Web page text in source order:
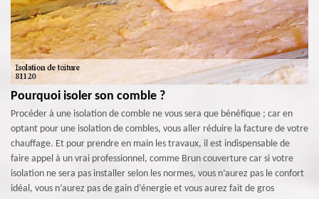
Pourquoi isoler son comble ?
Procéder à une isolation de comble ne vous sera que bénéfique ; car en
optant pour une isolation de combles, vous aller réduire la facture de votre
chauffage. Et pour prendre en main les travaux, il est indispensable de
faire appel à un vrai professionnel, comme Brun couverture car si votre
isolation ne sera pas installer selon les normes, vous n’aurez pas le confort
idéal, vous n’aurez pas de gain d’énergie et vous aurez fait de gros